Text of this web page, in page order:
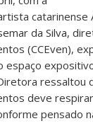
catarinense
da Silva,
(CCEven),
espaço
ressaltou
deve
pensado